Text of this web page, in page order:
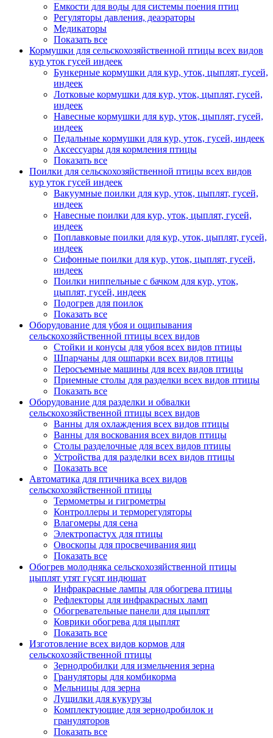
Емкости для воды для системы поения птиц
Регуляторы давления, деаэраторы
Медикаторы
Показать все
Кормушки для сельскохозяйственной птицы всех видов
кур уток гусей индеек
Бункерные кормушки для кур, уток, цыплят, гусей,
индеек
Лотковые кормушки для кур, уток, цыплят, гусей,
индеек
Навесные кормушки для кур, уток, цыплят, гусей,
индеек
Педальные кормушки для кур, уток, гусей, индеек
Аксессуары для кормления птицы
Показать все
Поилки для сельскохозяйственной птицы всех видов
кур уток гусей индеек
Вакуумные поилки для кур, уток, цыплят, гусей,
индеек
Навесные поилки для кур, уток, цыплят, гусей,
индеек
Поплавковые поилки для кур, уток, цыплят, гусей,
индеек
Сифонные поилки для кур, уток, цыплят, гусей,
индеек
Поилки ниппельные с бачком для кур, уток,
цыплят, гусей, индеек
Подогрев для поилок
Показать все
Оборудование для убоя и ощипывания
сельскохозяйственной птицы всех видов
Стойки и конусы для убоя всех видов птицы
Шпарчаны для ошпарки всех видов птицы
Перосъемные машины для всех видов птицы
Приемные столы для разделки всех видов птицы
Показать все
Оборудование для разделки и обвалки
сельскохозяйственной птицы всех видов
Ванны для охлаждения всех видов птицы
Ванны для воскования всех видов птицы
Столы разделочные для всех видов птицы
Устройства для разделки всех видов птицы
Показать все
Автоматика для птичника всех видов
сельскохозяйственной птицы
Термометры и гигрометры
Контроллеры и терморегуляторы
Влагомеры для сена
Электропастух для птицы
Овоскопы для просвечивания яиц
Показать все
Обогрев молодняка сельскохозяйственной птицы
цыплят утят гусят индюшат
Инфракрасные лампы для обогрева птицы
Рефлекторы для инфракрасных ламп
Обогревательные панели для цыплят
Коврики обогрева для цыплят
Показать все
Изготовление всех видов кормов для
сельскохозяйственной птицы
Зернодробилки для измельчения зерна
Грануляторы для комбикорма
Мельницы для зерна
Лущилки для кукурузы
Комплектующие для зернодробилок и
грануляторов
Показать все